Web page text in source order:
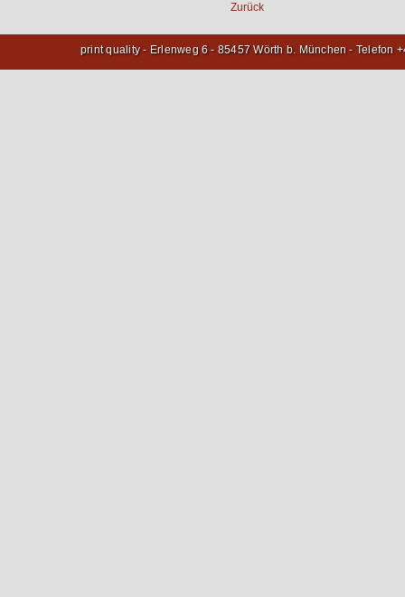
Zurück
print quality - Erlenweg 6 - 85457 Wörth b. München - Telefon